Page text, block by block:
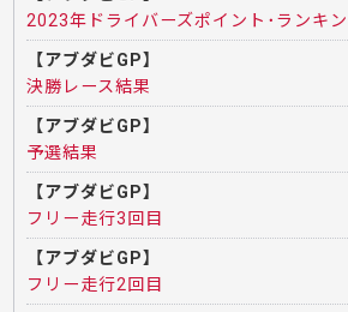
2023年ドライバーズポイント･ランキ
【アブダビGP】
決勝レース結果
【アブダビGP】
予選結果
【アブダビGP】
フリー走行3回目
【アブダビGP】
フリー走行2回目